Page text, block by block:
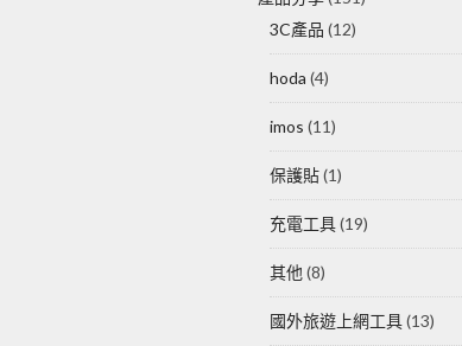
3C產品 (12)
hoda (4)
imos (11)
保護貼(1)
充電工具(19)
其他 (8)
國外旅遊上網工具(13)